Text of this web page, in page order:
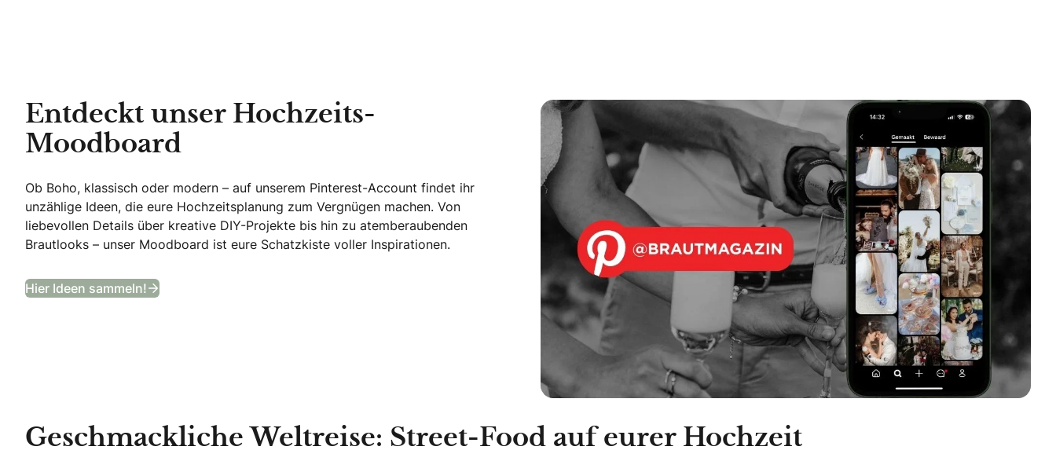
Entdeckt unser Hochzeits-
Moodboard
Ob Boho, klassisch oder modern – auf unserem Pinterest-Account findet ihr
unzählige Ideen, die eure Hochzeitsplanung zum Vergnügen machen. Von
liebevollen Details über kreative DIY-Projekte bis hin zu atemberaubenden
Brautlooks – unser Moodboard ist eure Schatzkiste voller Inspirationen.
Hier Ideen sammeln!
Geschmackliche Weltreise: Street-Food auf eurer Hochzeit